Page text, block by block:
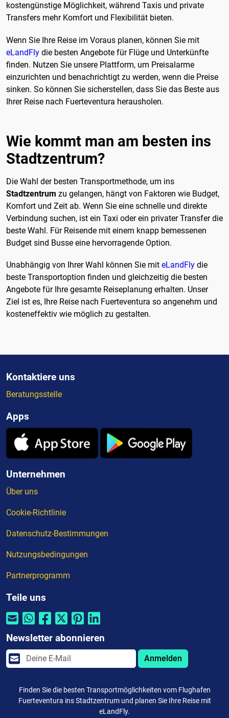
kostengünstige Möglichkeit, während Taxis und private
Transfers mehr Komfort und Flexibilität bieten.
Wenn Sie Ihre Reise im Voraus planen, können Sie mit
eLandFly die besten Angebote für Flüge und Unterkünfte
finden. Nutzen Sie unsere Plattform, um Preisalarme
einzurichten und benachrichtigt zu werden, wenn die Preise
sinken. So können Sie sicherstellen, dass Sie das Beste aus
Ihrer Reise nach Fuerteventura herausholen.
Wie kommt man am besten ins
Stadtzentrum?
Die Wahl der besten Transportmethode, um ins
Stadtzentrum zu gelangen, hängt von Faktoren wie Budget,
Komfort und Zeit ab. Wenn Sie eine schnelle und direkte
Verbindung suchen, ist ein Taxi oder ein privater Transfer die
beste Wahl. Für Reisende mit einem knapp bemessenen
Budget sind Busse eine hervorragende Option.
Unabhängig von Ihrer Wahl können Sie mit eLandFly die
beste Transportoption finden und gleichzeitig die besten
Angebote für Ihre gesamte Reiseplanung erhalten. Unser
Ziel ist es, Ihre Reise nach Fuerteventura so angenehm und
kosteneffektiv wie möglich zu gestalten.
Kontaktiere uns
Beratungsstelle
Apps
Unternehmen
Über uns
Cookie-Richtlinie
Datenschutz-Bestimmungen
Nutzungsbedingungen
Partnerprogramm
Teile uns
Newsletter abonnieren
Anmelden
Finden Sie die besten Transportmöglichkeiten vom Flughafen
Fuerteventura ins Stadtzentrum und planen Sie Ihre Reise mit
eLandFly.